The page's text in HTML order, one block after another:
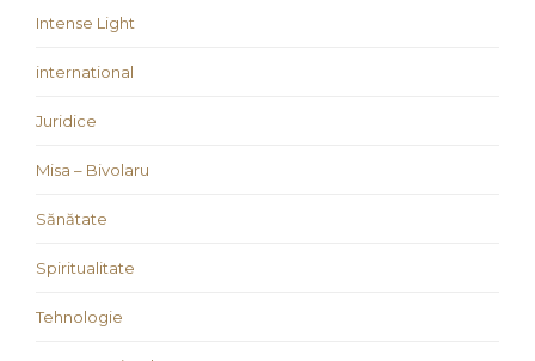
Intense Light
international
Juridice
Misa – Bivolaru
Sănătate
Spiritualitate
Tehnologie